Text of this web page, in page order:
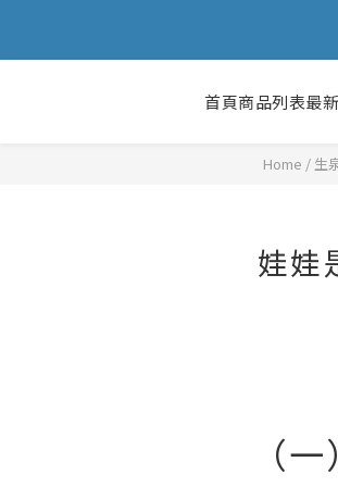
首頁商品列表最
Home /
娃娃
（